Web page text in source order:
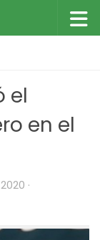
el
en el
2020 ·